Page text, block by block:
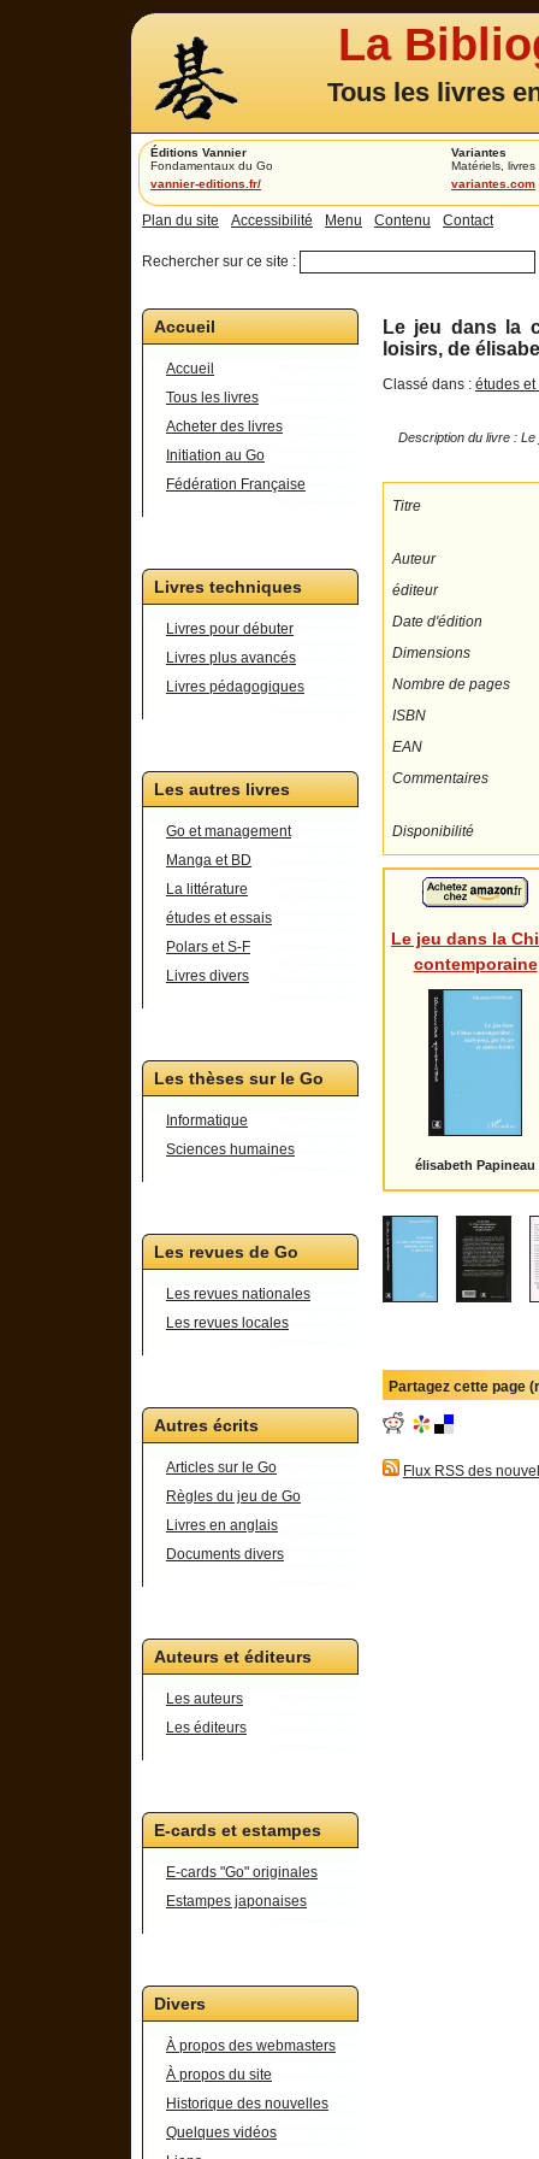
La
Tous les livres
Éditions Vannier
Fondamentaux du Go
vannier-editions.fr/
Variantes
Matériels,
variantes.com
Plan du site Accessibilité Menu Contenu Contact
Rechercher sur ce site :
Accueil
Accueil
Tous les livres
Acheter des livres
Initiation au Go
Fédération Française
Livres techniques
Livres pour débuter
Livres plus avancés
Livres pédagogiques
Les autres livres
Go et management
Manga et BD
La littérature
études et essais
Polars et S-F
Livres divers
Les thèses sur le Go
Informatique
Sciences humaines
Les revues de Go
Les revues nationales
Les revues locales
Autres écrits
Articles sur le Go
Règles du jeu de Go
Livres en anglais
Documents divers
Auteurs et éditeurs
Les auteurs
Les éditeurs
E-cards et estampes
E-cards "Go" originales
Estampes japonaises
Divers
À propos des webmasters
À propos du site
Historique des nouvelles
Quelques vidéos
Le jeu dans la
loisirs, de
Classé dans : études et
Description du livre :
Titre
Auteur
éditeur
Date d'édition
Dimensions
Nombre de pages
ISBN
EAN
Commentaires
Disponibilité
Le jeu dans la
contemporaine
élisabeth Papineau
Partagez cette page
Flux RSS des